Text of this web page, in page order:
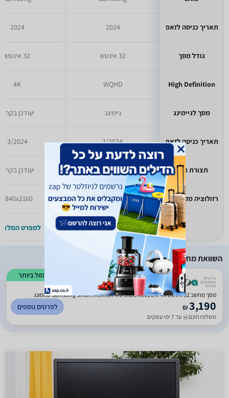
תאריך כניסה לזאפ
גודל מסך
High Definition
מסך לגיימינג
תאריך כניסה לזאפ
תצורת מסך
רזולוציה מקסימלית
2024
32 אינטש
WQHD
גיימינג
1/2024
קעור
2560x1440
למפרט המלא >>
2024
32 אינטש
4K
יעודכן בקרוב
3/2024
יעודכן בקרוב
3840x2160
למפרט המלא
השוואת מחירים
הזול ביותר
1
(
59
)
מסך מחשב ‏32 ‏אינטש Samsung Smart Monitor M8 S32CM801UM 4K סמסונג
₪3,190
משלוח חינם עד 7 ימי עסקים
לפרטים נוספים